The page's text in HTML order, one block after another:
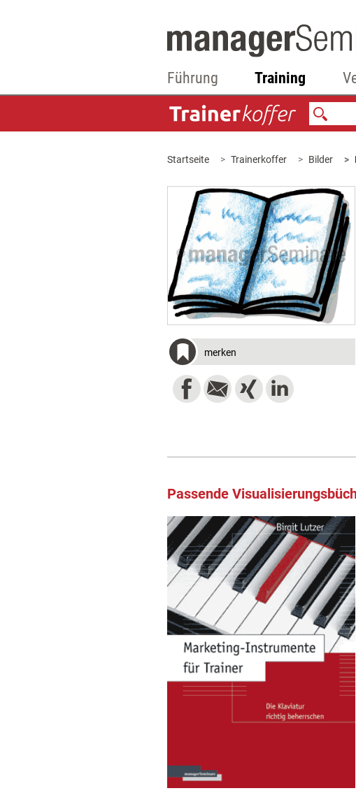
Führung Training
Startseite Trainerkoffer Bilder
merken
Passende